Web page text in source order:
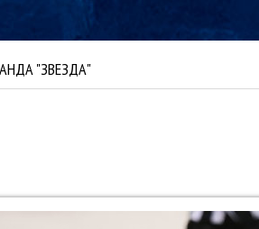
"ЗВЕЗДА"